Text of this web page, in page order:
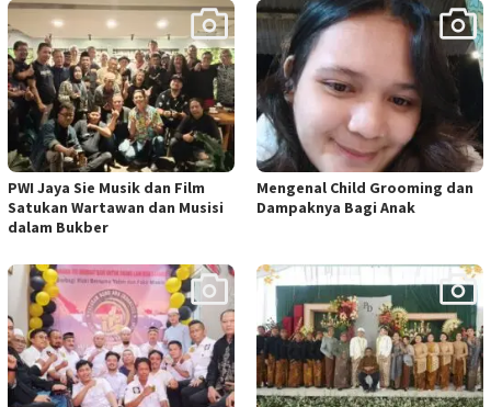
PWI Jaya Sie Musik dan Film
Satukan Wartawan dan Musisi
dalam Bukber
Mengenal Child Grooming dan
Dampaknya Bagi Anak